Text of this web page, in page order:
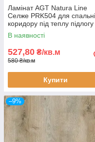
Ламінат AGT Natura Line
Селже PRK504 для спальні
коридору під теплу
клас 8 мм товщина з
В наявності
527,80 ₴/кв.м
580 ₴/кв.м
Купити
–9%